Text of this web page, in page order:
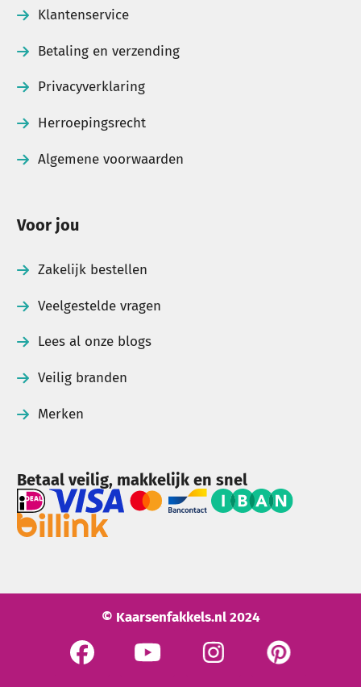
Klantenservice
Betaling en verzending
Privacyverklaring
Herroepingsrecht
Algemene voorwaarden
Voor jou
Zakelijk bestellen
Veelgestelde vragen
Lees al onze blogs
Veilig branden
Merken
Betaal veilig, makkelijk en snel
© Kaarsenfakkels.nl 2024
See our FacebookSee our YouTube channel
Bekijk onze Instagram
Bekijk onze